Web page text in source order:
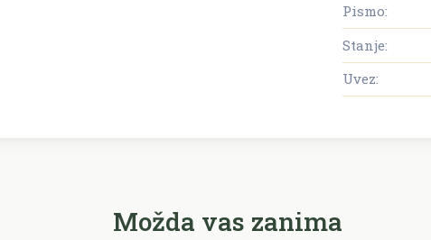
Pismo:
Stanje:
Uvez:
Možda vas zanima